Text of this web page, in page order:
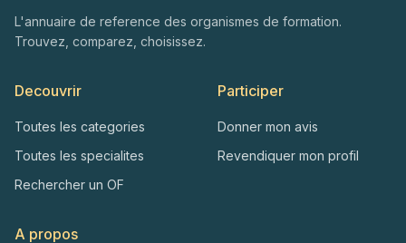
L'annuaire de reference des organismes de formation.
Trouvez, comparez, choisissez.
Decouvrir
Toutes les categories
Toutes les specialites
Rechercher un OF
Participer
Donner mon avis
Revendiquer mon profil
A propos